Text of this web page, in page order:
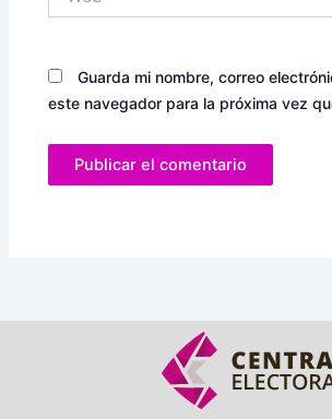
Guarda mi nombre, correo
este navegador para la próxima vez